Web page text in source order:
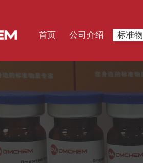
首页 公司介绍 标准